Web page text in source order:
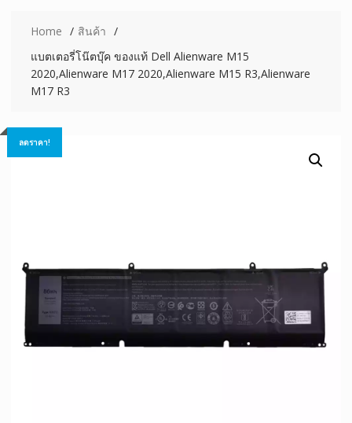
Home
สินค้า
แบตเตอรี่โน๊ตบุ๊ค ของแท้ Dell Alienware M15
2020,Alienware M17 2020,Alienware M15 R3,Alienware
M17 R3
ลดราคา!